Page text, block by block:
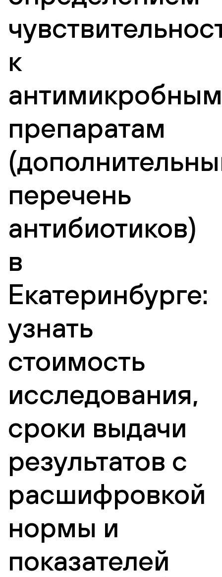
к
антимикробным
препаратам
перечень
антибиотиков)
в
Екатеринбурге:
узнать
стоимость
исследования,
сроки выдачи
результатов с
расшифровкой
нормы и
показателей